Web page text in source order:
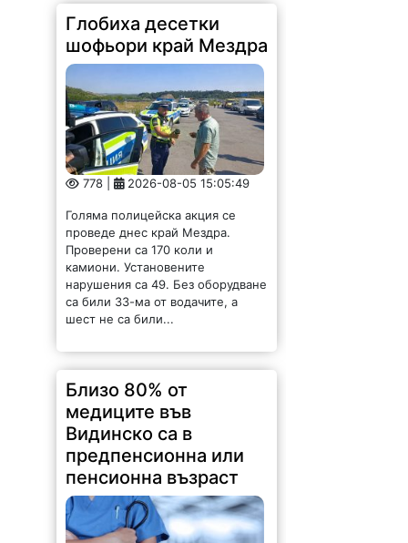
778 | 2026-08-05 15:05:49
Голяма полицейска акция се
проведе днес край Мездра.
Проверени са 170 коли и
камиони. Установените
нарушения са 49. Без оборудване
са били 33-ма от водачите, а
шест не са били...
Близо 80% от
медиците във
Видинско са в
предпенсионна или
пенсионна възраст
174 | 2026-08-05 14:53:44
Близо две трети от лекарите в
област Видин са на възраст над
55 години, а осигуреността с
болнични легла в региона е